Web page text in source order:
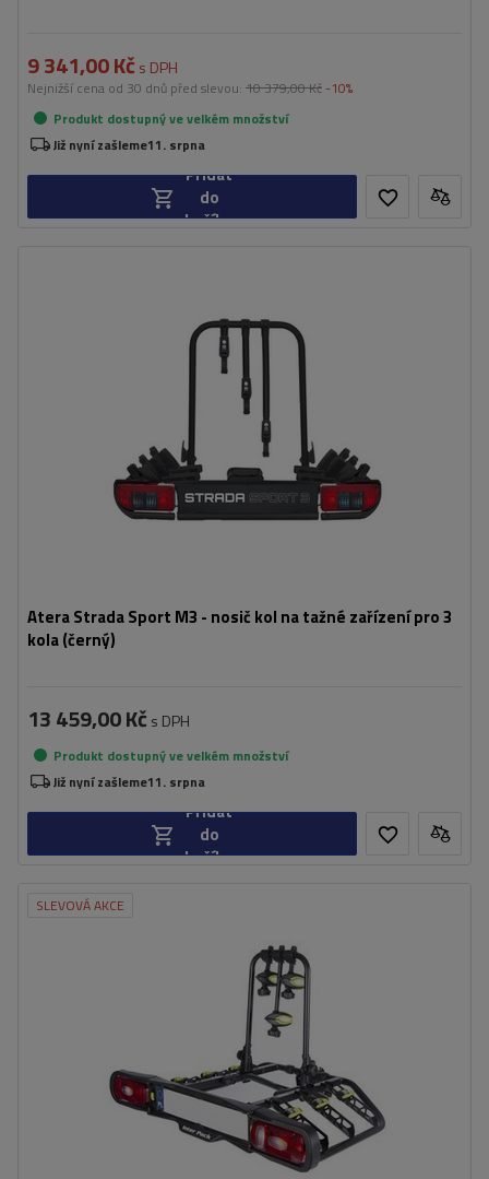
9 341,00 Kč s DPH
Nejnižší cena od 30 dnů před slevou: 10 379,00 Kč -10%
Produkt dostupný ve velkém množství
Již nyní zašleme11. srpna
Přidat
do
košíku
Atera Strada Sport M3 - nosič kol na tažné zařízení pro 3
kola (černý)
Nosnost plošiny pro jízdní kola:
66,9 kg
1150 mm
180 mm
rozšiřitelný o přídavný adaptér pro přepravu jízdního kola
13 459,00 Kč s DPH
Produkt dostupný ve velkém množství
Již nyní zašleme11. srpna
Přidat
do
košíku
SLEVOVÁ AKCE
15 kg
45 kg
1140 mm
možnost naklápění plošiny i s jízdními koly
částečně skládací konstrukce pro snadné skladování